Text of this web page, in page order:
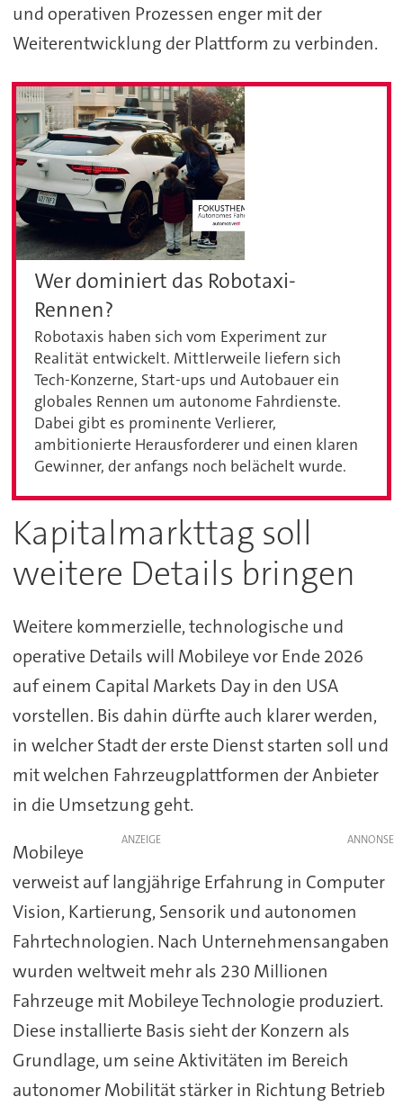
und operativen Prozessen enger mit der
Weiterentwicklung der Plattform zu verbinden.
Wer dominiert das Robotaxi-
Rennen?
Robotaxis haben sich vom Experiment zur
Realität entwickelt. Mittlerweile liefern sich
Tech-Konzerne, Start-ups und Autobauer ein
globales Rennen um autonome Fahrdienste.
Dabei gibt es prominente Verlierer,
ambitionierte Herausforderer und einen klaren
Gewinner, der anfangs noch belächelt wurde.
Kapitalmarkttag soll
weitere Details bringen
Weitere kommerzielle, technologische und
operative Details will Mobileye vor Ende 2026
auf einem Capital Markets Day in den USA
vorstellen. Bis dahin dürfte auch klarer werden,
in welcher Stadt der erste Dienst starten soll und
mit welchen Fahrzeugplattformen der Anbieter
in die Umsetzung geht.
ANZEIGE
Mobileye
verweist auf langjährige Erfahrung in Computer
Vision, Kartierung, Sensorik und autonomen
Fahrtechnologien. Nach Unternehmensangaben
wurden weltweit mehr als 230 Millionen
Fahrzeuge mit Mobileye Technologie produziert.
Diese installierte Basis sieht der Konzern als
Grundlage, um seine Aktivitäten im Bereich
autonomer Mobilität stärker in Richtung Betrieb